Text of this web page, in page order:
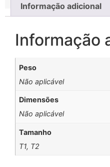
Informação adicional
Informação
Peso
Não aplicável
Dimensões
Não aplicável
Tamanho
T1, T2